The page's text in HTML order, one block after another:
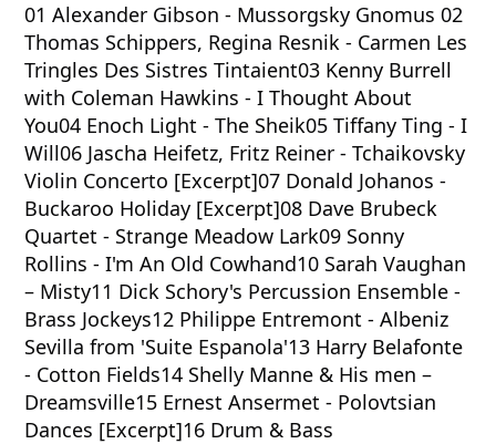
01 Alexander Gibson - Mussorgsky Gnomus 02
Thomas Schippers, Regina Resnik - Carmen Les
Tringles Des Sistres Tintaient03 Kenny Burrell
with Coleman Hawkins - I Thought About
You04 Enoch Light - The Sheik05 Tiffany Ting - I
Will06 Jascha Heifetz, Fritz Reiner - Tchaikovsky
Violin Concerto [Excerpt]07 Donald Johanos -
Buckaroo Holiday [Excerpt]08 Dave Brubeck
Quartet - Strange Meadow Lark09 Sonny
Rollins - I'm An Old Cowhand10 Sarah Vaughan
– Misty11 Dick Schory's Percussion Ensemble -
Brass Jockeys12 Philippe Entremont - Albeniz
Sevilla from 'Suite Espanola'13 Harry Belafonte
- Cotton Fields14 Shelly Manne & His men –
Dreamsville15 Ernest Ansermet - Polovtsian
Dances [Excerpt]16 Drum & Bass